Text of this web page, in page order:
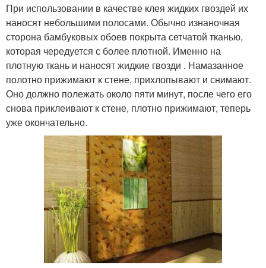
При использовании в качестве клея жидких гвоздей их
наносят небольшими полосами. Обычно изнаночная
сторона бамбуковых обоев покрыта сетчатой тканью,
которая чередуется с более плотной. Именно на
плотную ткань и наносят жидкие гвозди . Намазанное
полотно прижимают к стене, прихлопывают и снимают.
Оно должно полежать около пяти минут, после чего его
снова приклеивают к стене, плотно прижимают, теперь
уже окончательно.